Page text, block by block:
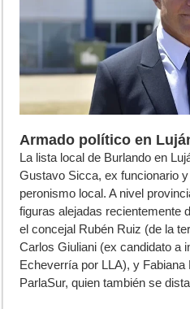
Armado político en
La lista local de Burlando en
Gustavo Sicca, ex funcionario
peronismo local. A nivel
figuras alejadas recientemente
el concejal Rubén Ruiz (de la
Carlos Giuliani (ex candidato a
Echeverría por LLA), y
ParlaSur, quien también se